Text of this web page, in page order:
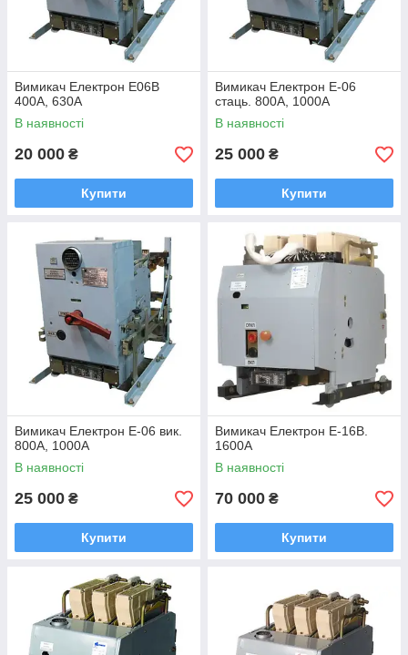
Вимикач Електрон Е06В
400А, 630А
В наявності
20 000 ₴
Купити
Вимикач Електрон Е-06
стаць. 800А, 1000А
В наявності
25 000 ₴
Купити
Вимикач Електрон Е-06 вик.
800А, 1000А
В наявності
25 000 ₴
Купити
Вимикач Електрон Е-16В.
1600А
В наявності
70 000 ₴
Купити